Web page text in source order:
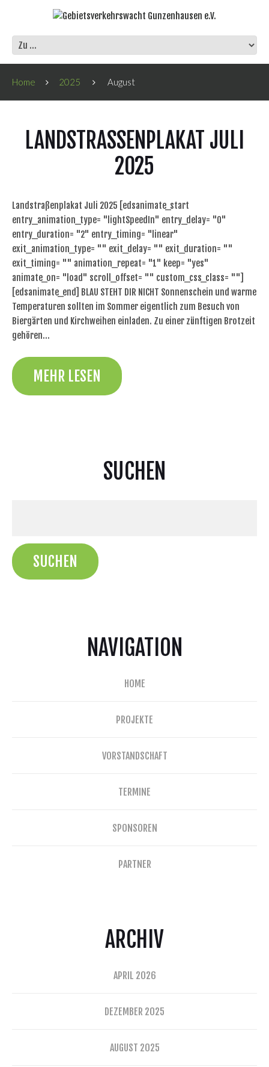
Home 2025 August
LANDSTRASSENPLAKAT JULI 2
025
Landstraßenplakat Juli 2025 [edsanimate_start
entry_animation_type= "lightSpeedIn" entry_delay= "0"
entry_duration= "2" entry_timing= "linear"
exit_animation_type= "" exit_delay= "" exit_duration= ""
exit_timing= "" animation_repeat= "1" keep= "yes"
animate_on= "load" scroll_offset= "" custom_css_class= ""]
[edsanimate_end] BLAU STEHT DIR NICHT Sonnenschein und warme
Temperaturen sollten im Sommer eigentlich zum Besuch von
Biergärten und Kirchweihen einladen. Zu einer zünftigen Brotzeit
gehören…
MEHR LESEN
SUCHEN
NAVIGATION
HOME
PROJEKTE
VORSTANDSCHAFT
TERMINE
SPONSOREN
PARTNER
ARCHIV
APRIL 2026
DEZEMBER 2025
AUGUST 2025